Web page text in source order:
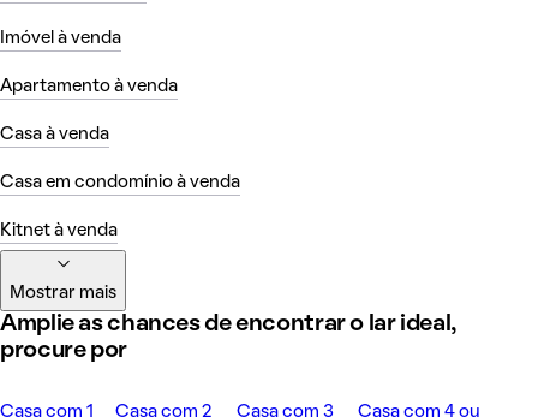
Imóvel à venda
Apartamento à venda
Casa à venda
Casa em condomínio à venda
Kitnet à venda
Mostrar mais
Amplie as chances de encontrar o lar ideal,
procure por
Casa com 1 Casa com 2 Casa com 3 Casa com 4 ou